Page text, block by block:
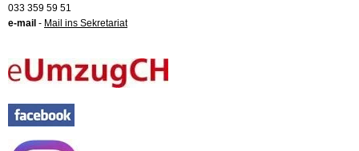
033 359 59 51
e-mail - Mail ins Sekretariat